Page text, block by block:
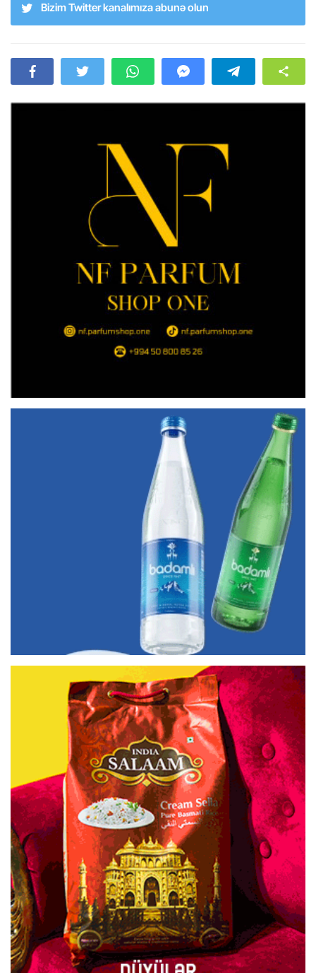
Bizim Twitter kanalımıza abunə olun